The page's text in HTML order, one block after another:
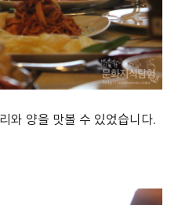
와 양을 맛볼 수 있었습니다.